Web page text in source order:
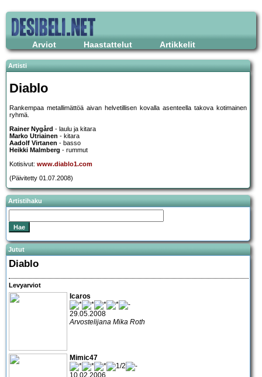
Arviot Haastattelut Artikkelit
Artisti
Diablo
Rankempaa metallimättöä aivan helvetillisen kovalla asenteella takova kotimainen
ryhmä.
Rainer Nygård - laulu ja kitara
Marko Utriainen - kitara
Aadolf Virtanen - basso
Heikki Malmberg - rummut
Kotisivut: www.diablo1.com
(Päivitetty 01.07.2008)
Artistihaku
Jutut
Diablo
Levyarviot
Icaros
29.05.2008
Arvostelijana Mika Roth
Mimic47
10.02.2006